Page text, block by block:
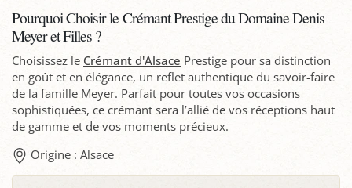
Pourquoi Choisir le Crémant Prestige du Domaine Denis
Meyer et Filles ?
Choisissez le Crémant d'Alsace Prestige pour sa distinction
en goût et en élégance, un reflet authentique du savoir-faire
de la famille Meyer. Parfait pour toutes vos occasions
sophistiquées, ce crémant sera l’allié de vos réceptions haut
de gamme et de vos moments précieux.
Origine : Alsace